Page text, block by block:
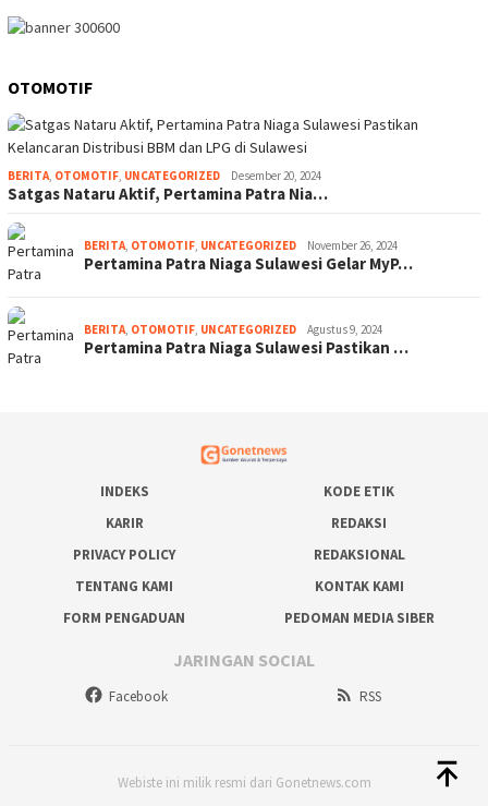
OTOMOTIF
BERITA OTOMOTIF UNCATEGORIZED Desember 20, 2024
Satgas Nataru Aktif, Pertamina Patra Nia…
BERITA OTOMOTIF UNCATEGORIZED November 26, 2024
Pertamina Patra Niaga Sulawesi Gelar MyP…
BERITA OTOMOTIF UNCATEGORIZED Agustus 9, 2024
Pertamina Patra Niaga Sulawesi Pastikan …
INDEKS
KODE ETIK
KARIR
REDAKSI
PRIVACY POLICY
REDAKSIONAL
TENTANG KAMI
KONTAK KAMI
FORM PENGADUAN
PEDOMAN MEDIA SIBER
JARINGAN SOCIAL
Facebook RSS
Webiste ini milik resmi dari Gonetnews.com